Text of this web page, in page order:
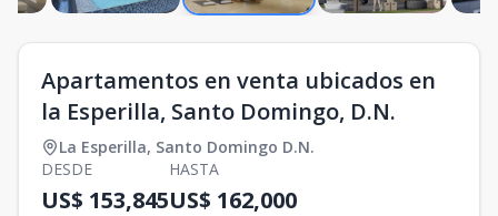
Apartamentos en venta ubicados en
la Esperilla, Santo Domingo, D.N.
La Esperilla, Santo Domingo D.N.
DESDE
US$ 153,845
HASTA
US$ 162,000